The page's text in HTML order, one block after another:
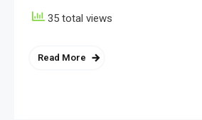
35 total views
Read More